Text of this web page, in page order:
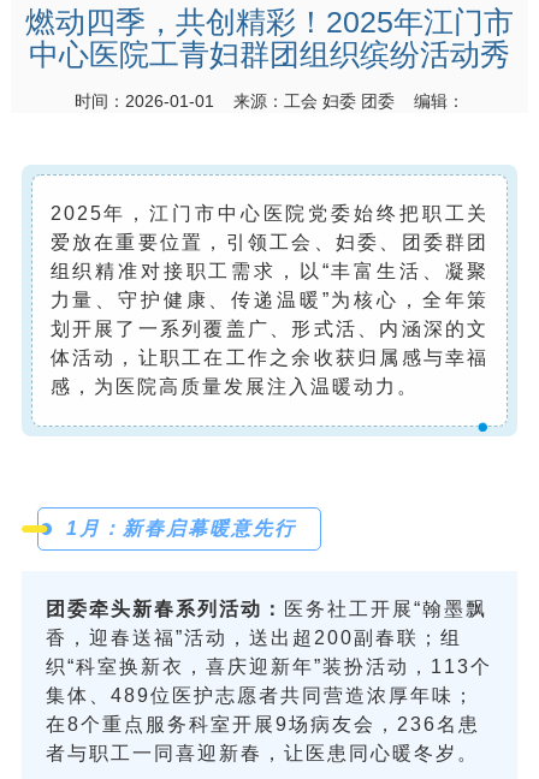
燃动四季，共创精彩！2025年江门市
中心医院工青妇群团组织缤纷活动秀
时间：2026-01-01 来源：工会 妇委 团委 编辑：
2025年，江门市中心医院党委始终把职工关
爱放在重要位置，引领工会、妇委、团委群团
组织精准对接职工需求，以“丰富生活、凝聚
力量、守护健康、传递温暖”为核心，全年策
划开展了一系列覆盖广、形式活、内涵深的文
体活动，让职工在工作之余收获归属感与幸福
感，为医院高质量发展注入温暖动力。
1月：新春启幕暖意先行
团委牵头新春系列活动： 医务社工开展“翰墨飘
香，迎春送福”活动，送出超200副春联；组
织“科室换新衣，喜庆迎新年”装扮活动，113个
集体、489位医护志愿者共同营造浓厚年味；
在8个重点服务科室开展9场病友会，236名患
者与职工一同喜迎新春，让医患同心暖冬岁。